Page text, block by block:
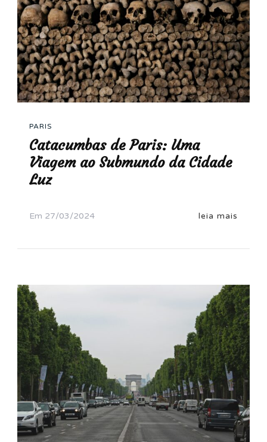
PARIS
Catacumbas de Paris: Uma
Viagem ao Submundo da Cidade
Luz
Em 27/03/2024 leia mais